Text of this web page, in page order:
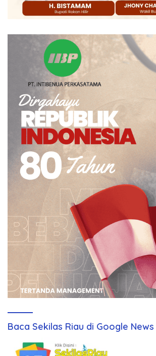
Baca Sekilas Riau di Google News